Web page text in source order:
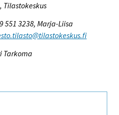
Tilastokeskus
551 3238, Marja-Liisa
Tarkoma